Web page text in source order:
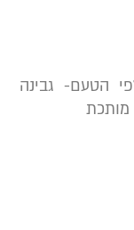
הטעם- גבינה